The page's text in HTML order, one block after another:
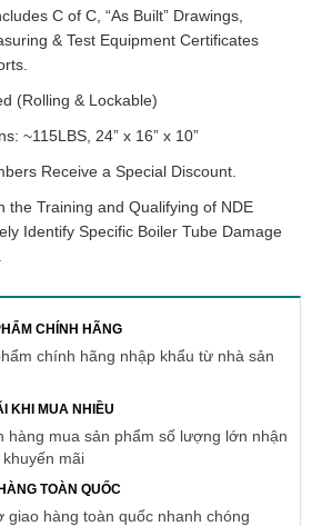
C of C, “As Built” Drawings,
& Test Equipment Certificates
(Rolling & Lockable)
~115LBS, 24” x 16” x 10”
Receive a Special Discount.
the Training and Qualifying of NDE
Identify Specific Boiler Tube Damage
CHÍNH HÃNG
chính hãng nhập khẩu từ nhà sản
KHI MUA NHIỀU
hàng mua sản phẩm số lượng lớn nhận
khuyến mãi
TOÀN QUỐC
giao hàng toàn quốc nhanh chóng